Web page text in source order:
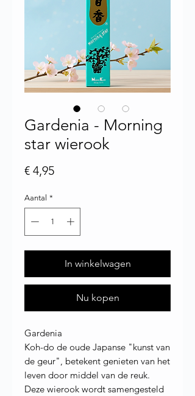
Gardenia - Morning
star wierook
€ 4,95Prijs
Aantal *
In winkelwagen
Nu kopen
Gardenia
Koh-do de oude Japanse "kunst van
de geur", betekent genieten van het
leven door middel van de reuk.
Deze wierook wordt samengesteld